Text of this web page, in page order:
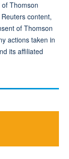
Thomson
content,
of Thomson
actions taken in
its affiliated